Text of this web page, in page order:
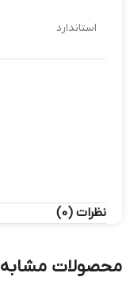
استاندارد
نظرات (0)
محصولات مشابه